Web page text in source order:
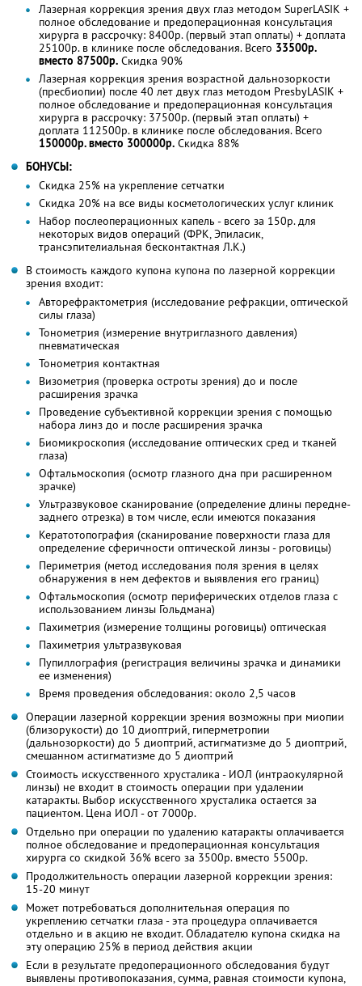
Лазерная коррекция зрения двух глаз методом SuperLASIK +
полное обследование и предоперационная консультация
хирурга в рассрочку: 8400р. (первый этап оплаты) + доплата
25100р. в клинике после обследования. Всего 33500р.
вместо 87500р. Скидка 90%
Лазерная коррекция зрения возрастной дальнозоркости
(пресбиопии) после 40 лет двух глаз методом PresbyLASIK +
полное обследование и предоперационная консультация
хирурга в рассрочку: 37500р. (первый этап оплаты) +
доплата 112500р. в клинике после обследования. Всего
150000р. вместо 300000р. Скидка 88%
БОНУСЫ:
Скидка 25% на укрепление сетчатки
Скидка 20% на все виды косметологических услуг клиник
Набор послеоперационных капель - всего за 150р. для
некоторых видов операций (ФРК, Эпиласик,
трансэпителиальная бесконтактная Л.К.)
В стоимость каждого купона купона по лазерной коррекции
зрения входит:
Авторефрактометрия (исследование рефракции, оптической
силы глаза)
Тонометрия (измерение внутриглазного давления)
пневматическая
Тонометрия контактная
Визометрия (проверка остроты зрения) до и после
расширения зрачка
Проведение субъективной коррекции зрения с помощью
набора линз до и после расширения зрачка
Биомикроскопия (исследование оптических сред и тканей
глаза)
Офтальмоскопия (осмотр глазного дна при расширенном
зрачке)
Ультразвуковое сканирование (определение длины передне-
заднего отрезка) в том числе, если имеются показания
Кератотопография (сканирование поверхности глаза для
определение сферичности оптической линзы - роговицы)
Периметрия (метод исследования поля зрения в целях
обнаружения в нем дефектов и выявления его границ)
Офтальмоскопия (осмотр периферических отделов глаза с
использованием линзы Гольдмана)
Пахиметрия (измерение толщины роговицы) оптическая
Пахиметрия ультразвуковая
Пупиллография (регистрация величины зрачка и динамики
ее изменения)
Время проведения обследования: около 2,5 часов
Операции лазерной коррекции зрения возможны при миопии
(близорукости) до 10 диоптрий, гиперметропии
(дальнозоркости) до 5 диоптрий, астигматизме до 5 диоптрий,
смешанном астигматизме до 5 диоптрий
Стоимость искусственного хрусталика - ИОЛ (интраокулярной
линзы) не входит в стоимость операции при удалении
катаракты. Выбор искусственного хрусталика остается за
пациентом. Цена ИОЛ - от 7000р.
Отдельно при операции по удалению катаракты оплачивается
полное обследование и предоперационная консультация
хирурга со скидкой 36% всего за 3500р. вместо 5500р.
Продолжительность операции лазерной коррекции зрения:
15-20 минут
Может потребоваться дополнительная операция по
укреплению сетчатки глаза - эта процедура оплачивается
отдельно и в акцию не входит. Обладателю купона скидка на
эту операцию 25% в период действия акции
Если в результате предоперационного обследования будут
выявлены противопоказания, сумма, равная стоимости купона,